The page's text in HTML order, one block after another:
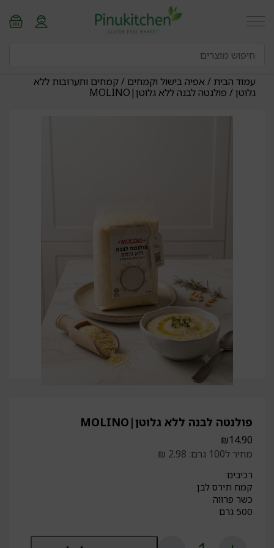
עמוד הבית /אפיה בישול וקמחים /קמחים ותערובות ללא
גלוטן/ פולנטה לבנה ללא גלוטן|MOLINO
פולנטה לבנה ללא גלוטן|MOLINO
₪14.90
מחיר ל100 גרם: 2.98 ₪
רכיבים:
קמח תירס לבן
כשר פרווה
500 גרם
כמות